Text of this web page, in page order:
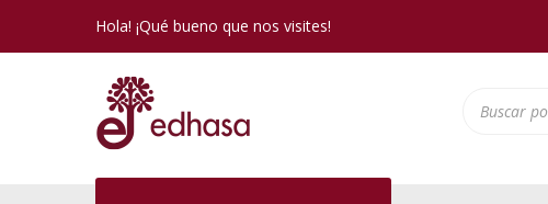
Hola! ¡Qué bueno que nos visites!